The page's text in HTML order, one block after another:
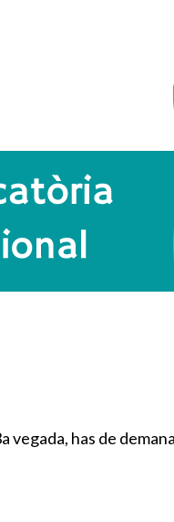
vegada, has de